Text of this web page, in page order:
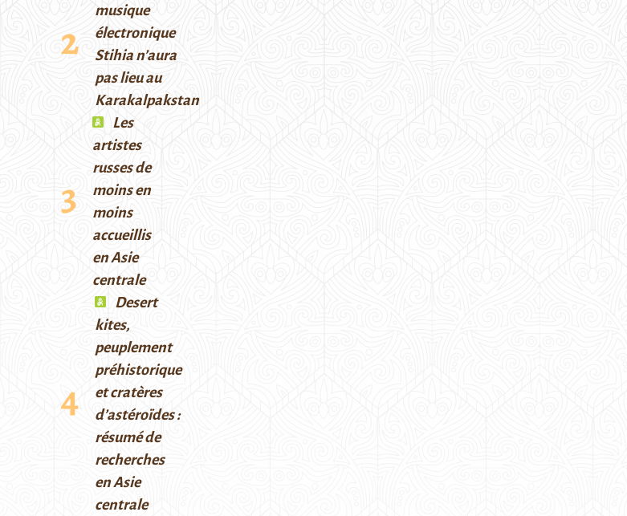
musique
électronique
Stihia n’aura
pas lieu au
Karakalpakstan
Les
artistes
russes de
moins en
moins
accueillis
en Asie
centrale
Desert
kites,
peuplement
préhistorique
et cratères
d’astéroïdes :
résumé de
recherches
en Asie
centrale